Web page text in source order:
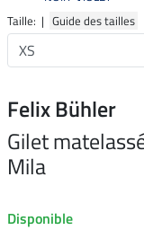
Taille: | Guide des tailles
Felix Bühler
Gilet
Mila
Disponible